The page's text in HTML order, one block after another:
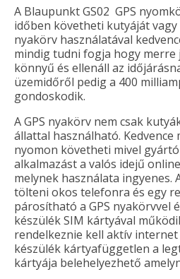
A Blaupunkt GS02 GPS
időben követheti kutyáját vagy
nyakörv használatával
mindig tudni fogja hogy merre
könnyű és ellenáll az
üzemidőről pedig a 400
gondoskodik.
A GPS nyakörv nem csak
állattal használható. Kedvence
nyomon követheti mivel
alkalmazást a valós idejű
melynek használata ingyenes.
tölteni okos telefonra és egy
párosítható a GPS nyakörvvel
készülék SIM kártyával
rendelkeznie kell aktív internet
készülék kártyafüggetlen a
kártyája belehelyezhető